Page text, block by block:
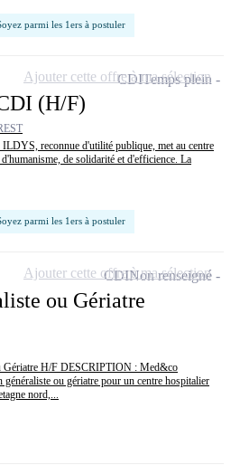
parmi les 1ers à postuler
(H/F)
reconnue d'utilité publique, met au centre
de solidarité et d'efficience. La
parmi les 1ers à postuler
CDITemps plein
Ajouter cette offre à ma sélection
ou Gériatre
Gériatre H/F DESCRIPTION : Med&co
généraliste ou gériatre pour un centre hospitalier
nord,...
CDINon renseigné
Ajouter cette offre à ma sélection